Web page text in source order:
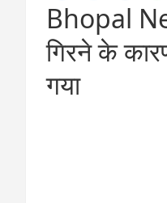
Bhopal
गिरने के
गया